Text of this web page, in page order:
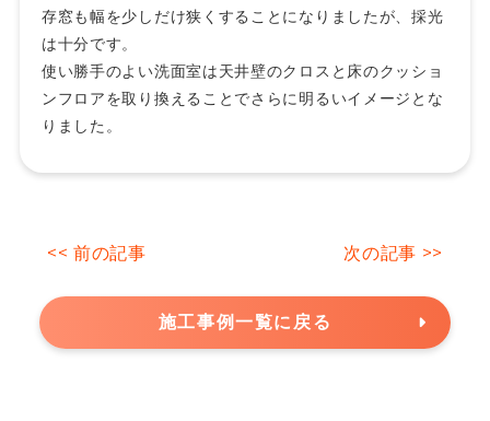
存窓も幅を少しだけ狭くすることになりましたが、採光
は十分です。
使い勝手のよい洗面室は天井壁のクロスと床のクッショ
ンフロアを取り換えることでさらに明るいイメージとな
りました。
<< 前の記事 次の記事 >>
施工事例一覧に戻る